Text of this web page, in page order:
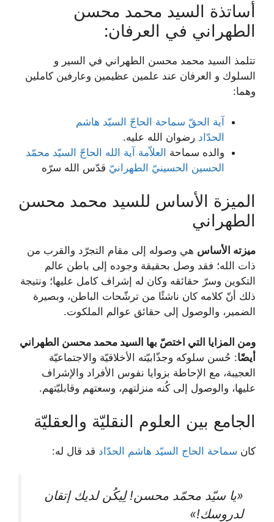
أساتذة السيد محمد محسن
الطهراني في العرفان:
تتلمذ السيد محمد محسن الطهراني في السير و
السلوك و العرفان عند علمين عظيمين وعارفين كاملين
وهما:
آیة الحقّ سماحة الحاجّ السیّد هاشم
الحدّاد رضوان الله علیه.
والده سماحة العلاّمة آیة ‌الله الحاجّ السیّد محمّد
الحسین الحسینيّ الطهرانيّ قدّس الله سرّه
الميزة الأساس للسيد محمد محسن
الطهراني
ميزته الأساس هي وصوله إلى مقام التجرّد والقرب من
ذات الله؛ فقد وصل بحقيقة وجوده إلى باطن عالم
التكوين وسرّ حقائقه وكان له إشراف كامل عليها؛ ونتيجة
ذلك أنّ كلامه كان ناشئًا من ترشّحات الباطن، وبصيرة
الضمير، والوصول إلى حقائق عوالم الملكوت.
ومن المزايا التي اختصّ بها السيد محمد محسن الطهراني
أيضًا: حُسن سلوكه وجذّابيّته الأخلاقيّة والاجتماعيّة
العجيبة، مع الإحاطة بزوايا نفوس الأفراد والإشراف
عليها، والوصول إلى كُنه منزلتهم، وسعتهم وقابليّتهم.
الجامع بين العلوم النقليّة والعقلیّة
كان سماحة الحاج السیّد هاشم الحدّاد قد قال له:
«يا سیّد محمّد محسن! لِيكُن لديك إتقان
لدروسك!»